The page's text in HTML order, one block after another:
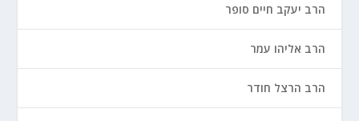
הרב יעקב חיים סופר
הרב אליהו עמר
הרב הרצל חודר